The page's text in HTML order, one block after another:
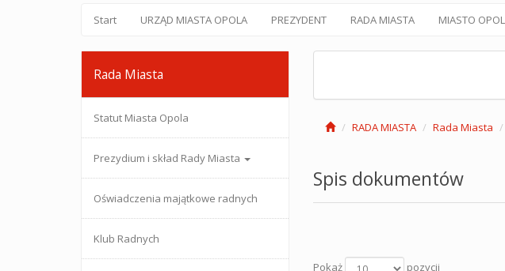
Start URZĄD MIASTA OPOLA PREZYDENT RADA MIASTA MIASTO
Rada Miasta
Statut Miasta Opola
Prezydium i skład Rady Miasta
Oświadczenia majątkowe radnych
Klub Radnych
RADA MIASTA Rada Miasta
Spis dokumentów
Pokaż pozycji